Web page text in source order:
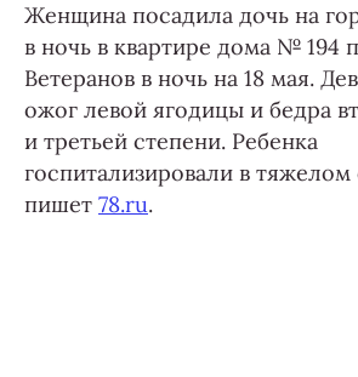
Женщина посадила дочь на
в ночь в квартире дома № 194
Ветеранов в ночь на 18 мая.
ожог левой ягодицы и бедра
и третьей степени. Ребенка
госпитализировали в тяжелом
пишет 78.ru.